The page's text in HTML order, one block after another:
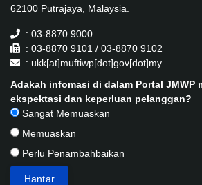
62100 Putrajaya, Malaysia.
: 03-8870 9000
: 03-8870 9101 / 03-8870 9102
: ukk[at]muftiwp[dot]gov[dot]my
Adakah infomasi di dalam Portal JMWP
ekspektasi dan keperluan pelanggan?
Sangat Memuaskan
Memuaskan
Perlu Penambahbaikan